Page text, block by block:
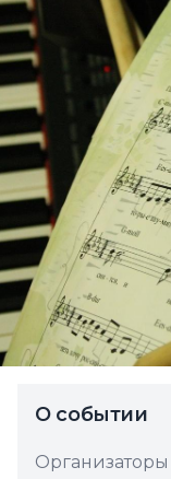
О событии
Организаторы